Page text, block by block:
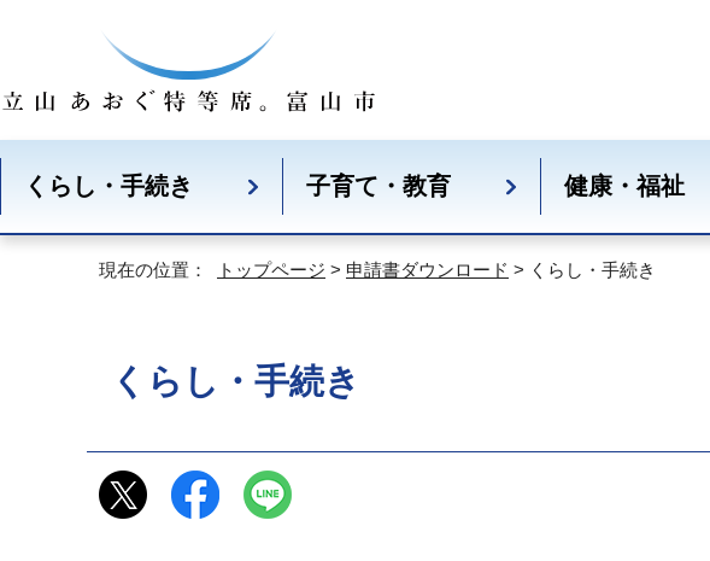
くらし・手続き 子育て・教育 健康・福祉
現在の位置： トップページ > 申請書ダウンロード > くらし・手続き
くらし・手続き